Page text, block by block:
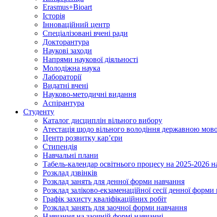
Erasmus+Bioart
Історія
Інноваційний центр
Спеціалізовані вчені ради
Докторантура
Наукові заходи
Напрями наукової діяльності
Молодіжна наука
Лабораторії
Видатні вчені
Науково-методичні видання
Аспірантура
Студенту
Каталог дисциплін вільного вибору
Атестація щодо вільного володіння державною
Центр розвитку кар’єри
Стипендія
Навчальні плани
Табель-календар освітнього процесу на 2025-2026
Розклад дзвінків
Розклад занять для денної форми навчання
Розклад заліково-екзаменаційної сесії денної
Графік захисту кваліфікаційних робіт
Розклад занять для заочної форми навчання